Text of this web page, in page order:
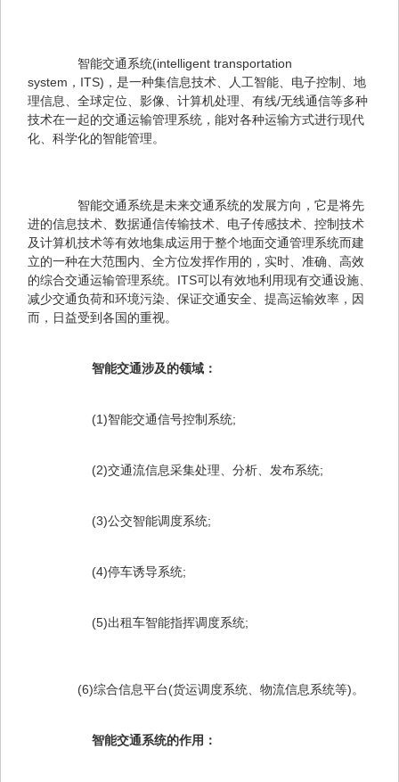
智能交通系统(intelligent transportation
system，ITS)，是一种集信息技术、人工智能、电子控制、地
理信息、全球定位、影像、计算机处理、有线/无线通信等多种
技术在一起的交通运输管理系统，能对各种运输方式进行现代
化、科学化的智能管理。
智能交通系统是未来交通系统的发展方向，它是将先
进的信息技术、数据通信传输技术、电子传感技术、控制技术
及计算机技术等有效地集成运用于整个地面交通管理系统而建
立的一种在大范围内、全方位发挥作用的，实时、准确、高效
的综合交通运输管理系统。ITS可以有效地利用现有交通设施、
减少交通负荷和环境污染、保证交通安全、提高运输效率，因
而，日益受到各国的重视。
智能交通涉及的领域：
(1)智能交通信号控制系统;
(2)交通流信息采集处理、分析、发布系统;
(3)公交智能调度系统;
(4)停车诱导系统;
(5)出租车智能指挥调度系统;
(6)综合信息平台(货运调度系统、物流信息系统等)。
智能交通系统的作用：